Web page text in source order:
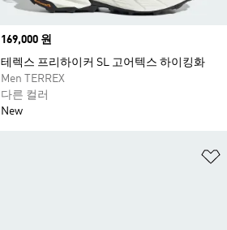
Price
169,000 원
테렉스 프리하이커 SL 고어텍스 하이킹화
Men TERREX
다른 컬러
New